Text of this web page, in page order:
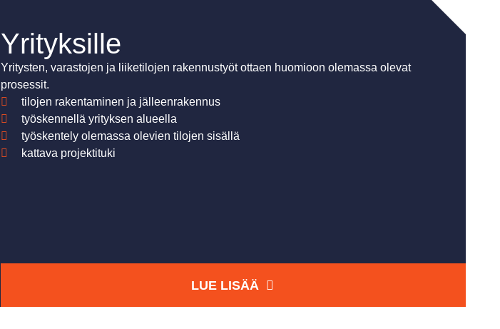
Yrityksille
Yritysten, varastojen ja liiketilojen rakennustyöt ottaen huomioon olemassa olevat
prosessit.
tilojen rakentaminen ja jälleenrakennus
työskennellä yrityksen alueella
työskentely olemassa olevien tilojen sisällä
kattava projektituki
LUE LISÄÄ